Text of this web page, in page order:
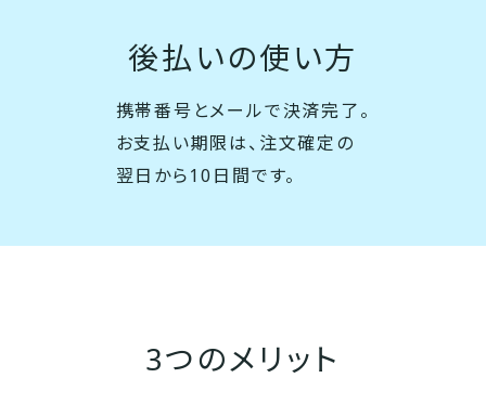
事業者さまはこちら
後払いの使い方
携帯番号とメールで決済完了。
お支払い期限は、注文確定の
翌日から10日間です。
3つのメリット